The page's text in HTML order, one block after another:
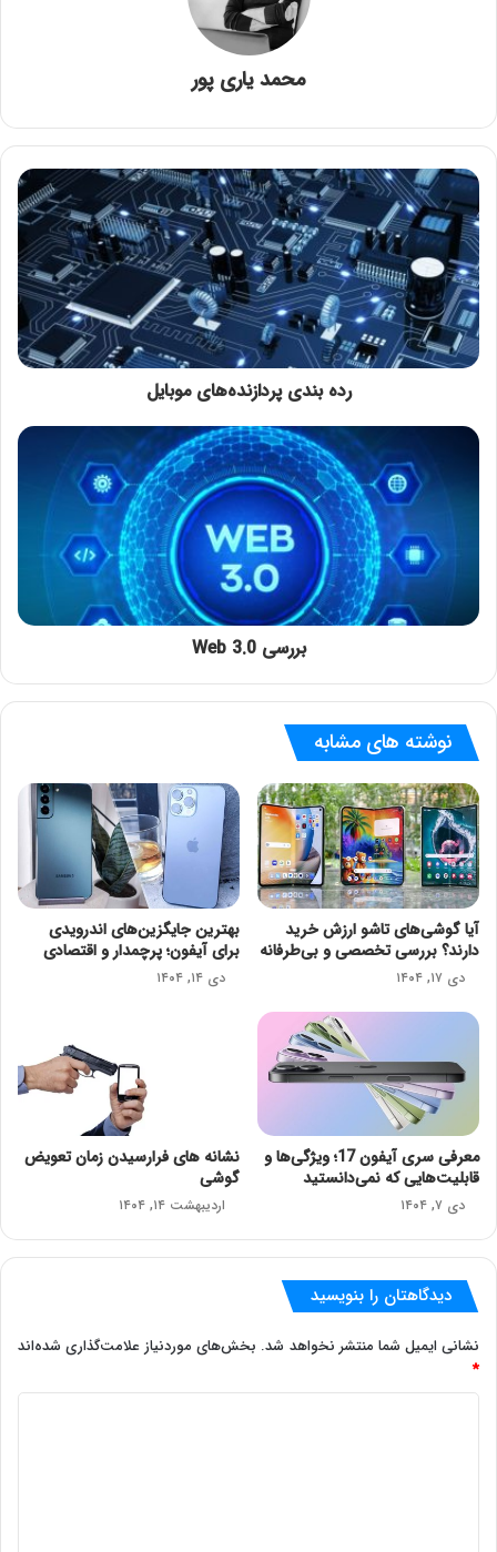
محمد یاری پور
رده بندی پردازنده‌های موبایل
بررسی Web 3.0
نوشته های مشابه
آیا گوشی‌های تاشو ارزش خرید
دارند؟ بررسی تخصصی و بی‌طرفانه
دی ۱۷, ۱۴۰۴
بهترین جایگزین‌های اندرویدی
برای آیفون؛ پرچمدار و اقتصادی
دی ۱۴, ۱۴۰۴
معرفی سری آیفون 17؛ ویژگی‌ها و
قابلیت‌هایی که نمی‌دانستید
دی ۷, ۱۴۰۴
نشانه های فرارسیدن زمان تعویض
گوشی
اردیبهشت ۱۴, ۱۴۰۴
دیدگاهتان را بنویسید
نشانی ایمیل شما منتشر نخواهد شد. بخش‌های موردنیاز علامت‌گذاری شده‌اند
*